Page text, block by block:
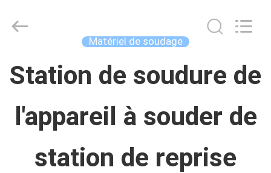
MAISON
PRODUITS
Online
Reserved.
Developed
Matériel de soudage
Station de soudure de
l'appareil à souder de
station de reprise